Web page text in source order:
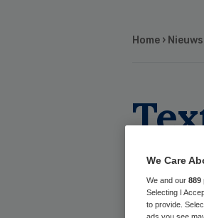
Home › Nieuws
We Care
We and our 889
Selecting I
to provide.